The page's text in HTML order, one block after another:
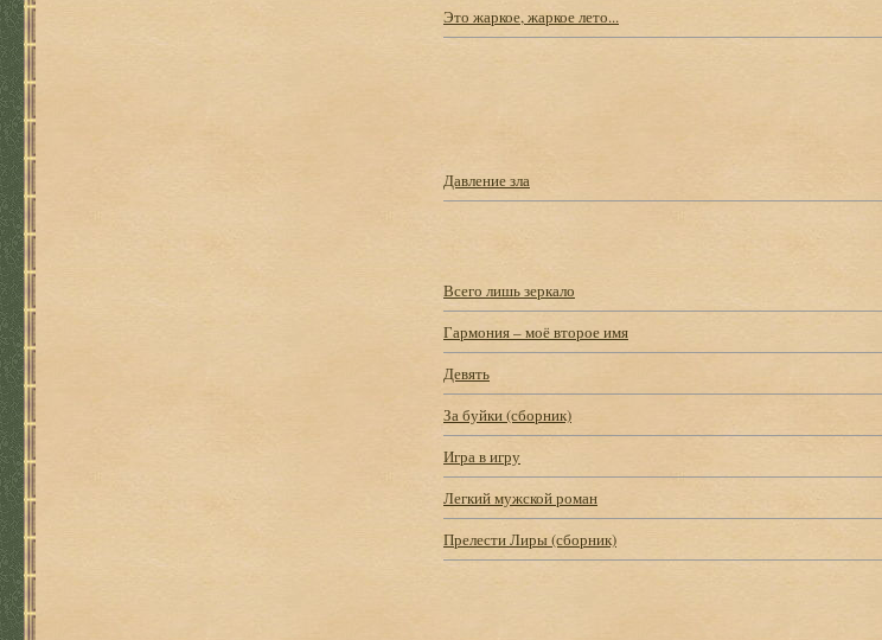
Это жаркое, жаркое лето...
Давление зла
Всего лишь зеркало
Гармония – моё второе имя
Девять
За буйки (сборник)
Игра в игру
Легкий мужской роман
Прелести Лиры (сборник)